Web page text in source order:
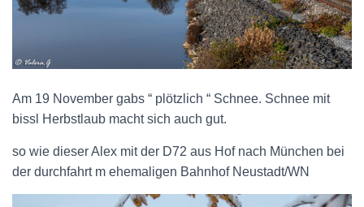
Am 19 November gabs “ plötzlich “ Schnee. Schnee mit
bissl Herbstlaub macht sich auch gut.
so wie dieser Alex mit der D72 aus Hof nach München bei
der durchfahrt m ehemaligen Bahnhof Neustadt/WN